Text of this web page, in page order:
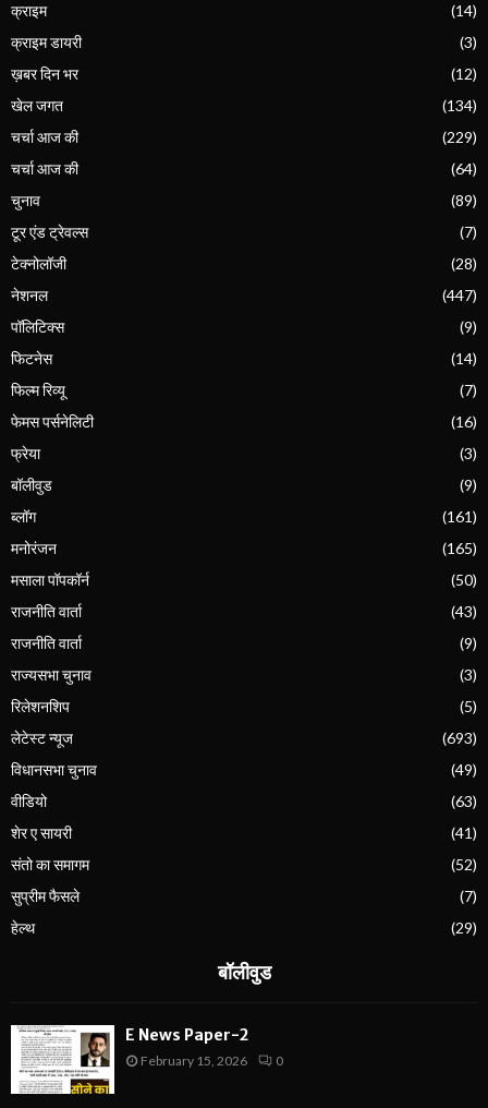
क्राइम
(14)
क्राइम डायरी
(3)
ख़बर दिन भर
(12)
खेल जगत
(134)
चर्चा आज की
(229)
चर्चा आज की
(64)
चुनाव
(89)
टूर एंड ट्रेवल्स
(7)
टेक्नोलॉजी
(28)
नेशनल
(447)
पॉलिटिक्स
(9)
फिटनेस
(14)
फिल्म रिव्यू
(7)
फेमस पर्सनेलिटी
(16)
फ्रेया
(3)
बॉलीवुड
(9)
ब्लॉग
(161)
मनोरंजन
(165)
मसाला पॉपकॉर्न
(50)
राजनीति वार्ता
(43)
राजनीति वार्ता
(9)
राज्यसभा चुनाव
(3)
रिलेशनशिप
(5)
लेटेस्ट न्यूज
(693)
विधानसभा चुनाव
(49)
वीडियो
(63)
शेर ए सायरी
(41)
संतो का समागम
(52)
सुप्रीम फैसले
(7)
हेल्थ
(29)
बॉलीवुड
E News Paper-2
February 15, 2026 0